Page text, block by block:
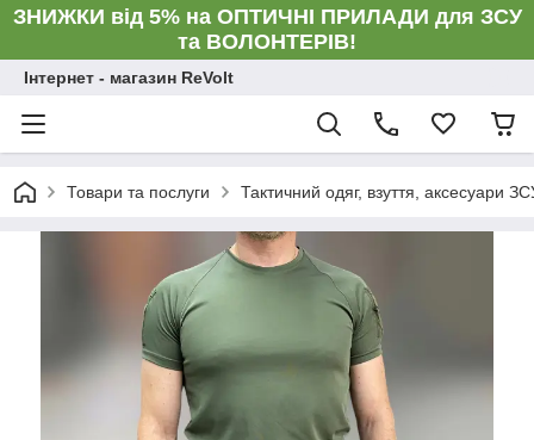
ЗНИЖКИ від 5% на ОПТИЧНІ ПРИЛАДИ для ЗСУ
та ВОЛОНТЕРІВ!
Інтернет - магазин ReVolt
Товари та послуги Тактичний одяг, взуття, аксесуари